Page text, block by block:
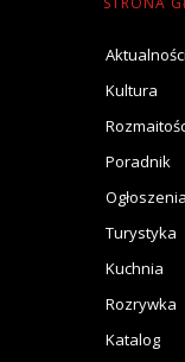
Aktualności
Kultura
Poradnik
Ogłoszenia
Turystyka
Kuchnia
Rozrywka
Katalog